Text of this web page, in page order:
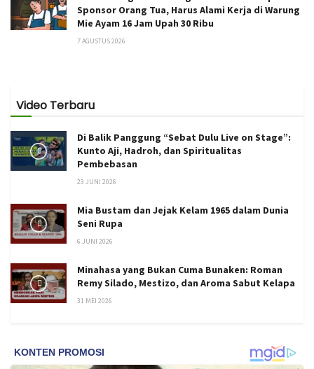
Sponsor Orang Tua, Harus Alami Kerja di Warung
Mie Ayam 16 Jam Upah 30 Ribu
7 AGUSTUS 2026
Video Terbaru
Di Balik Panggung “Sebat Dulu Live on Stage”:
Kunto Aji, Hadroh, dan Spiritualitas
Pembebasan
23 JUNI 2026
Mia Bustam dan Jejak Kelam 1965 dalam Dunia
Seni Rupa
6 JUNI 2026
Minahasa yang Bukan Cuma Bunaken: Roman
Remy Silado, Mestizo, dan Aroma Sabut Kelapa
31 MEI 2026